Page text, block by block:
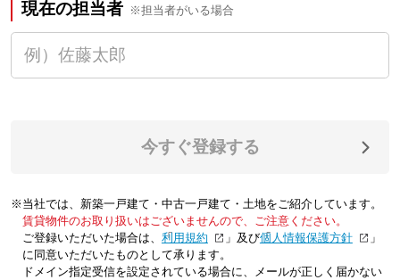
現在の担当者 ※担当者がいる場合
今すぐ登録する
※当社では、新築一戸建て・中古一戸建て・土地をご紹介しています。
賃貸物件のお取り扱いはございませんので、ご注意ください。
ご登録いただいた場合は、「利用規約 」及び「個人情報保護方針
」
に同意いただいたものとして承ります。
ドメイン指定受信を設定されている場合に、メールが正しく届かない